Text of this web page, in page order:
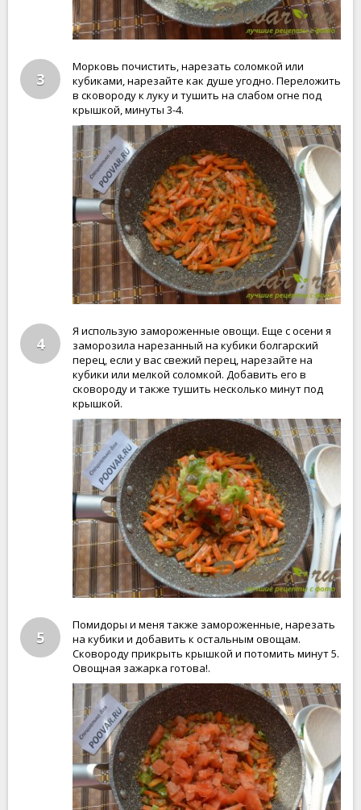
3
Морковь почистить, нарезать соломкой или
кубиками, нарезайте как душе угодно. Переложить
в сковороду к луку и тушить на слабом огне под
крышкой, минуты 3-4.
4
Я использую замороженные овощи. Еще с осени я
заморозила нарезанный на кубики болгарский
перец, если у вас свежий перец, нарезайте на
кубики или мелкой соломкой. Добавить его в
сковороду и также тушить несколько минут под
крышкой.
5
Помидоры и меня также замороженные, нарезать
на кубики и добавить к остальным овощам.
Сковороду прикрыть крышкой и потомить минут 5.
Овощная зажарка готова!.